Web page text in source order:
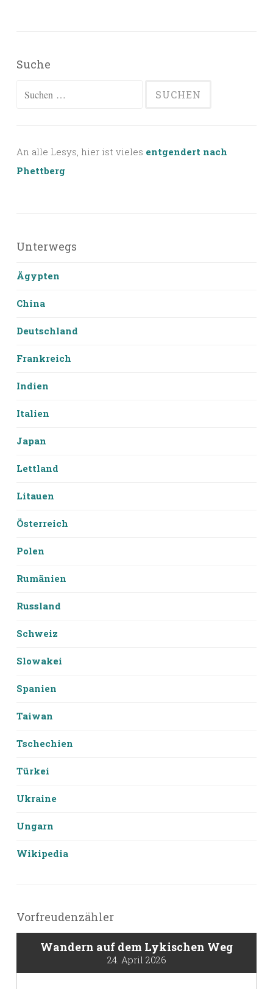
Suche
Suchen
An alle Lesys, hier ist vieles entgendert nach
Phettberg
Unterwegs
Ägypten
China
Deutschland
Frankreich
Indien
Italien
Japan
Lettland
Litauen
Österreich
Polen
Rumänien
Russland
Schweiz
Slowakei
Spanien
Taiwan
Tschechien
Türkei
Ukraine
Ungarn
Wikipedia
Vorfreudenzähler
Wandern auf dem Lykischen Weg
24. April 2026